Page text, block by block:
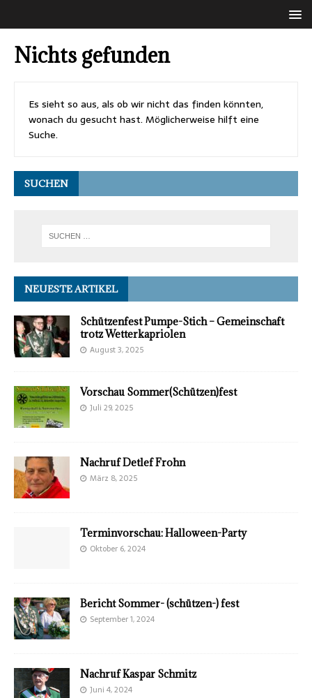
Nichts gefunden
Es sieht so aus, als ob wir nicht das finden könnten,
wonach du gesucht hast. Möglicherweise hilft eine
Suche.
SUCHEN
NEUESTE ARTIKEL
Schützenfest Pumpe-Stich – Gemeinschaft
trotz Wetterkapriolen
August 3, 2025
Vorschau Sommer(Schützen)fest
Juli 29, 2025
Nachruf Detlef Frohn
März 8, 2025
Terminvorschau: Halloween-Party
Oktober 6, 2024
Bericht Sommer- (schützen-) fest
September 1, 2024
Nachruf Kaspar Schmitz
Juni 4, 2024